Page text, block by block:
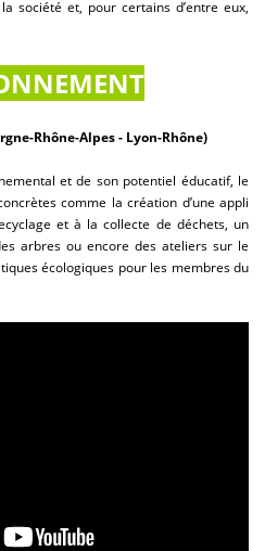
société et, pour certains d’entre eux,
Rhône-Alpes - Lyon-Rhône)
et de son potentiel éducatif, le
comme la création d’une appli
et à la collecte de déchets, un
arbres ou encore des ateliers sur le
écologiques pour les membres du